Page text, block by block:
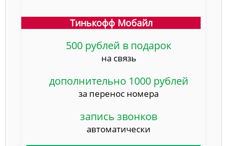
Тинькофф Мобайл
500 рублей в подарок
на связь
дополнительно 1000 рублей
за перенос номера
запись звонков
автоматически